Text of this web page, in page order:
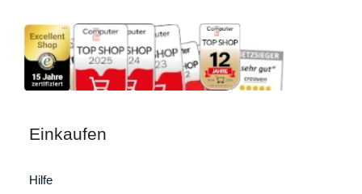
Einkaufen
Hilfe